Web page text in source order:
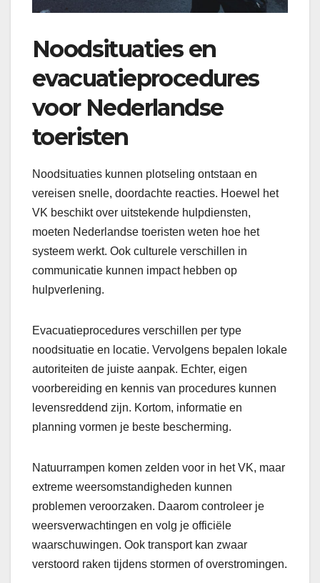
Noodsituaties en
evacuatieprocedures
voor Nederlandse
toeristen
Noodsituaties kunnen plotseling ontstaan en
vereisen snelle, doordachte reacties. Hoewel het
VK beschikt over uitstekende hulpdiensten,
moeten Nederlandse toeristen weten hoe het
systeem werkt. Ook culturele verschillen in
communicatie kunnen impact hebben op
hulpverlening.
Evacuatieprocedures verschillen per type
noodsituatie en locatie. Vervolgens bepalen lokale
autoriteiten de juiste aanpak. Echter, eigen
voorbereiding en kennis van procedures kunnen
levensreddend zijn. Kortom, informatie en
planning vormen je beste bescherming.
Natuurrampen komen zelden voor in het VK, maar
extreme weersomstandigheden kunnen
problemen veroorzaken. Daarom controleer je
weersverwachtingen en volg je officiële
waarschuwingen. Ook transport kan zwaar
verstoord raken tijdens stormen of overstromingen.